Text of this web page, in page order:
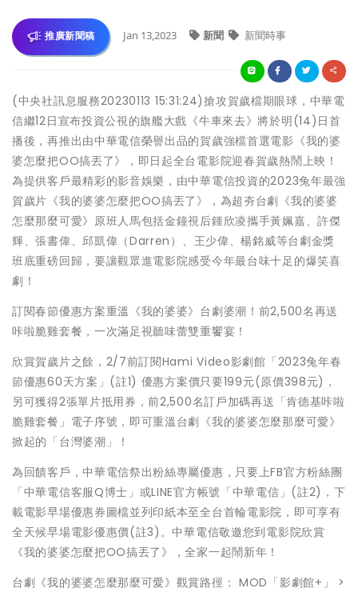
推廣新聞稿 Jan 13,2023 新聞 新聞時事
(中央社訊息服務20230113 15:31:24)搶攻賀歲檔期眼球，中華電
信繼12日宣布投資公視的旗艦大戲《牛車來去》將於明(14)日首
播後，再推出由中華電信榮譽出品的賀歲強檔首選電影《我的婆
婆怎麼把OO搞丟了》，即日起全台電影院迎春賀歲熱鬧上映！
為提供客戶最精彩的影音娛樂，由中華電信投資的2023兔年最強
賀歲片《我的婆婆怎麼把OO搞丟了》，為超夯台劇《我的婆婆
怎麼那麼可愛》原班人馬包括金鐘視后鍾欣凌攜手黃姵嘉、許傑
輝、張書偉、邱凱偉（Darren）、王少偉、楊銘威等台劇金獎
班底重磅回歸，要讓觀眾進電影院感受今年最台味十足的爆笑喜
劇！
訂閱春節優惠方案重溫《我的婆婆》台劇婆潮！前2,500名再送
咔啦脆雞套餐，一次滿足視聽味蕾雙重饗宴！
欣賞賀歲片之餘，2/7前訂閱Hami Video影劇館「2023兔年春
節優惠60天方案」(註1) 優惠方案價只要199元(原價398元)，
另可獲得2張單片抵用券，前2,500名訂戶加碼再送「肯德基咔啦
脆雞套餐」電子序號，即可重溫台劇《我的婆婆怎麼那麼可愛》
掀起的「台灣婆潮」！
為回饋客戶，中華電信祭出粉絲專屬優惠，只要上FB官方粉絲團
「中華電信客服Q博士」或LINE官方帳號「中華電信」(註2)，下
載電影早場優惠券圖檔並列印紙本至全台首輪電影院，即可享有
全天候早場電影優惠價(註3)。中華電信敬邀您到電影院欣賞
《我的婆婆怎麼把OO搞丟了》，全家一起鬧新年！
台劇《我的婆婆怎麼那麼可愛》觀賞路徑： MOD「影劇館+」 >